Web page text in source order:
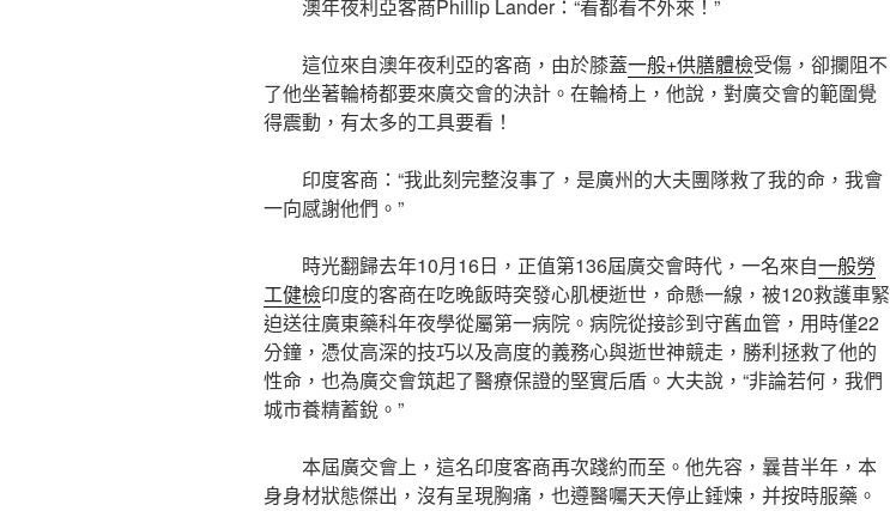
澳年夜利亞客商Phillip Lander：“看都看不外來！”
這位來自澳年夜利亞的客商，由於膝蓋一般+供膳體檢受傷，卻攔阻不
了他坐著輪椅都要來廣交會的決計。在輪椅上，他說，對廣交會的範圍覺
得震動，有太多的工具要看！
印度客商：“我此刻完整沒事了，是廣州的大夫團隊救了我的命，我會
一向感謝他們。”
時光翻歸去年10月16日，正值第136屆廣交會時代，一名來自一般勞
工健檢印度的客商在吃晚飯時突發心肌梗逝世，命懸一線，被120救護車緊
迫送往廣東藥科年夜學從屬第一病院。病院從接診到守舊血管，用時僅22
分鐘，憑仗高深的技巧以及高度的義務心與逝世神競走，勝利拯救了他的
性命，也為廣交會筑起了醫療保證的堅實后盾。大夫說，“非論若何，我們
城市養精蓄銳。”
本屆廣交會上，這名印度客商再次踐約而至。他先容，曩昔半年，本
身身材狀態傑出，沒有呈現胸痛，也遵醫囑天天停止錘煉，并按時服藥。